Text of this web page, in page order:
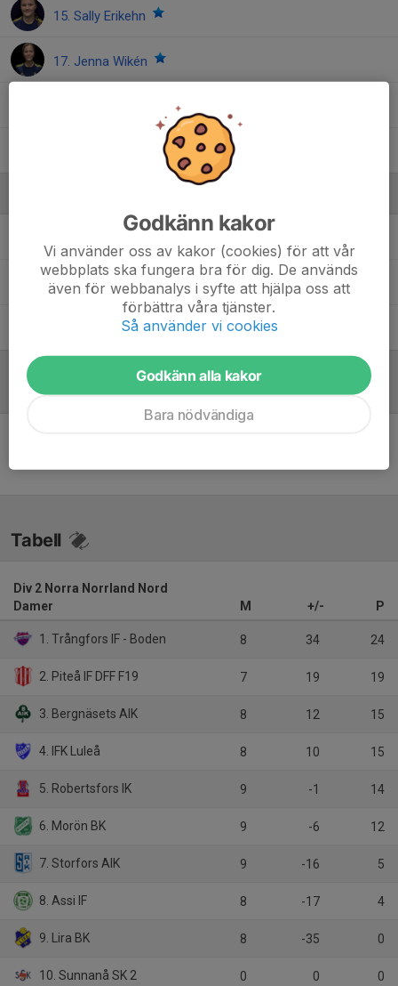
15. Sally Erikehn
17. Jenna Wikén
24. Nellie Jonsson Springare
Daniel LindgrenMålvaktstränare
Ewa-Marie JohanssonTeam Manager, div 2
Praneeth ChandranTränare
Referat
Tabell
Div 2 Norra Norrland Nord
Damer
M +/- P
1. Trångfors IF - Boden 8 34 24
2. Piteå IF DFF F19 7 19 19
3. Bergnäsets AIK 8 12 15
4. IFK Luleå 8 10 15
5. Robertsfors IK 9 -1 14
6. Morön BK 9 -6 12
7. Storfors AIK 9 -16 5
8. Assi IF 8 -17 4
9. Lira BK 8 -35 0
10. Sunnanå SK 2 0 0 0
Godkänn kakor
Vi använder oss av kakor (cookies) för att vår
webbplats ska fungera bra för dig. De används
även för webbanalys i syfte att hjälpa oss att
förbättra våra tjänster.
Så använder vi cookies
Godkänn alla kakor
Bara nödvändiga